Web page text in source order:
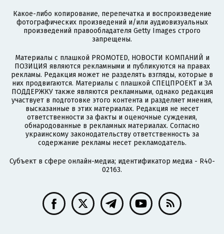
Какое-либо копирование, перепечатка и воспроизведение
фотографических произведений и/или аудиовизуальных
произведений правообладателя Getty Images строго
запрещены.
Материалы с плашкой PROMOTED, НОВОСТИ КОМПАНИЙ и
ПОЗИЦИЯ являются рекламными и публикуются на правах
рекламы. Редакция может не разделять взгляды, которые в
них продвигаются. Материалы с плашкой СПЕЦПРОЕКТ и ЗА
ПОДДЕРЖКУ также являются рекламными, однако редакция
участвует в подготовке этого контента и разделяет мнения,
высказанные в этих материалах. Редакция не несет
ответственности за факты и оценочные суждения,
обнародованные в рекламных материалах. Согласно
украинскому законодательству ответственность за
содержание рекламы несет рекламодатель.
Субъект в сфере онлайн-медиа; идентификатор медиа - R40-
02163.